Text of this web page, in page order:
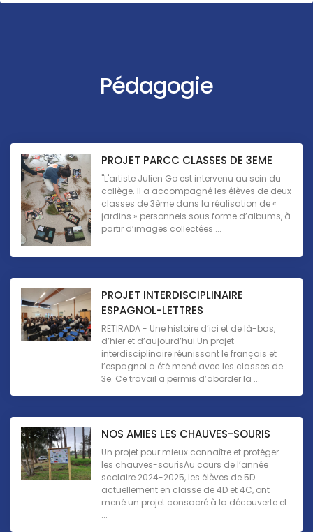
Pédagogie
PROJET PARCC CLASSES DE 3EME
"L'artiste Julien Go est intervenu au sein du
collège. Il a accompagné les élèves de deux
classes de 3ème dans la réalisation de «
jardins » personnels sous forme d’albums, à
partir d’images collectées ...
PROJET INTERDISCIPLINAIRE
ESPAGNOL-LETTRES
RETIRADA - Une histoire d’ici et de là-bas,
d’hier et d’aujourd’hui.Un projet
interdisciplinaire réunissant le français et
l’espagnol a été mené avec les classes de
3e. Ce travail a permis d’aborder la ...
NOS AMIES LES CHAUVES-SOURIS
Un projet pour mieux connaître et protéger
les chauves-sourisAu cours de l’année
scolaire 2024-2025, les élèves de 5D
actuellement en classe de 4D et 4C, ont
mené un projet consacré à la découverte et
...